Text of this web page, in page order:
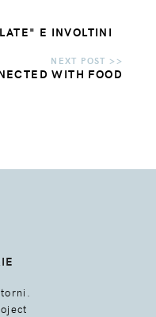
E INVOLTINI
WITH FOOD